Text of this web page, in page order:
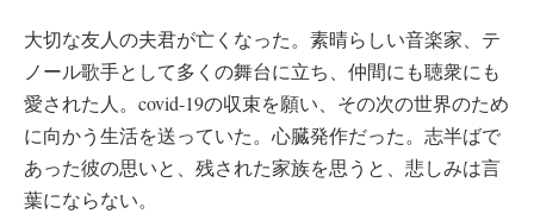
大切な友人の夫君が亡くなった。素晴らしい音楽家、テ
ノール歌手として多くの舞台に立ち、仲間にも聴衆にも
愛された人。covid-19の収束を願い、その次の世界のため
に向かう生活を送っていた。心臓発作だった。志半ばで
あった彼の思いと、残された家族を思うと、悲しみは言
葉にならない。